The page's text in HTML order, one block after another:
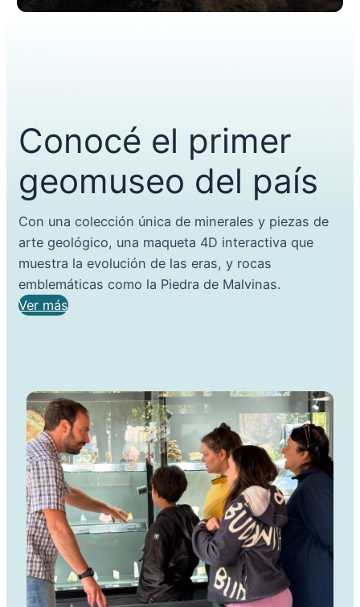
Conocé el primer
geomuseo del país
Con una colección única de minerales y piezas de
arte geológico, una maqueta 4D interactiva que
muestra la evolución de las eras, y rocas
emblemáticas como la Piedra de Malvinas.
Ver más